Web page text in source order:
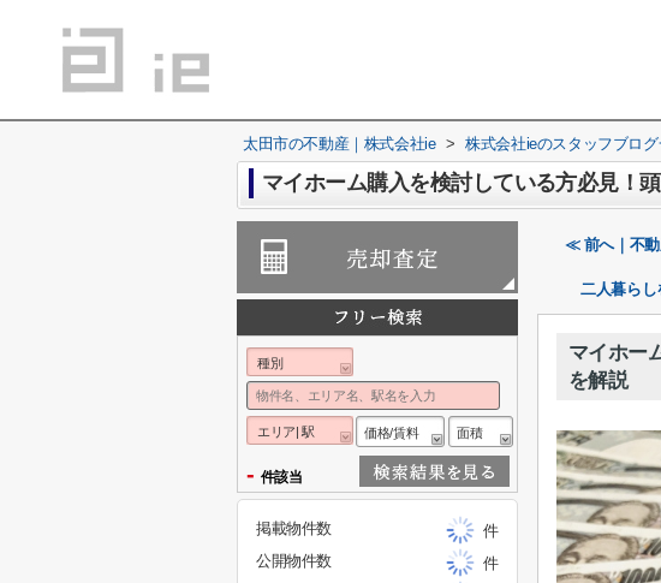
太田市の不動産｜株式会社ie > 株式会社ieのスタッフブログ
マイホーム購入を検討している方必見！
≪ 前へ｜不動
二人暮ら
マイホー
を解説
種別
エリア| 駅 価格/賃料 面積
- 件該当
掲載物件数
件
公開物件数
件